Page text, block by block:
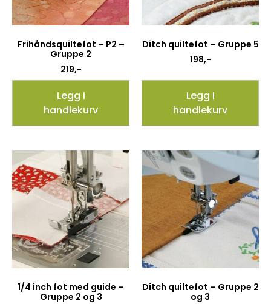
Frihåndsquiltefot – P2 –
Gruppe 2
219,-
Legg i
handlekurv
Ditch quiltefot – Gruppe 5
198,-
Legg i
handlekurv
1/4 inch fot med guide –
Gruppe 2 og 3
Ditch quiltefot – Gruppe 2
og 3